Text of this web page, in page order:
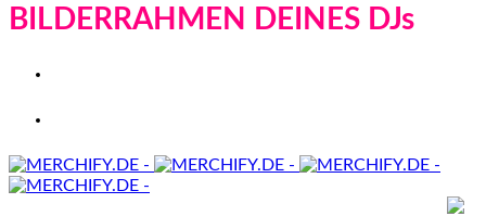
BILDERRAHMEN DEINES DJs